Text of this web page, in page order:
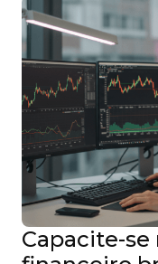
Capacite-